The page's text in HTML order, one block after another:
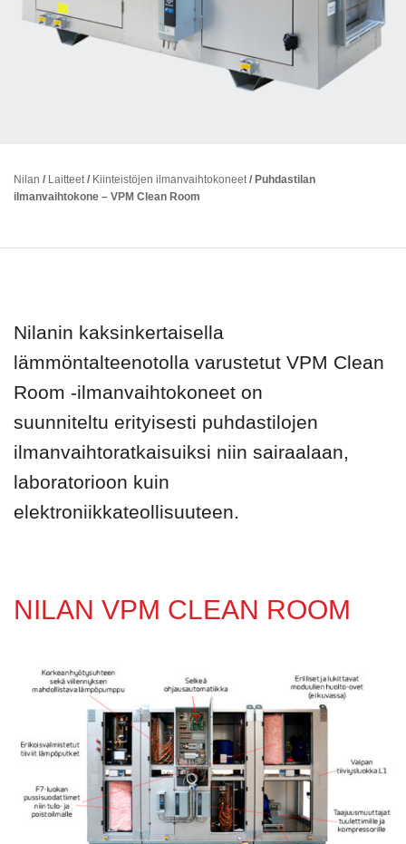
Nilan / Laitteet / Kiinteistöjen ilmanvaihtokoneet / Puhdastilan
ilmanvaihtokone – VPM Clean Room
Nilanin kaksinkertaisella
lämmöntalteenotolla varustetut VPM Clean
Room -ilmanvaihtokoneet on
suunniteltu erityisesti puhdastilojen
ilmanvaihtoratkaisuiksi niin sairaalaan,
laboratorioon kuin
elektroniikkateollisuuteen.
NILAN VPM CLEAN ROOM